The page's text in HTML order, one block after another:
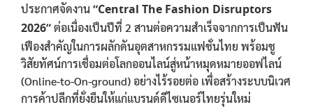
ประกาศจัดงาน“Central The Fashion Disruptors
2026”ต่อเนื่องเป็นปีที่ 2 สานต่อความสำเร็จจากการเป็นฟัน
เฟืองสำคัญในการผลักดันอุตสาหกรรมแฟชั่นไทย พร้อมชู
วิสัยทัศน์การเชื่อมต่อโลกออนไลน์สู่หน้าหมุดหมายออฟไลน์
(Online-to-On-ground) อย่างไร้รอยต่อ เพื่อสร้างระบบนิเวศ
การค้าปลีกที่ยั่งยืนให้แก่แบรนด์ดีไซเนอร์ไทยรุ่นใหม่